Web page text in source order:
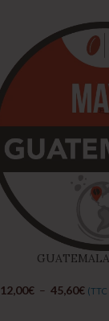
12,00€ – 45,60€